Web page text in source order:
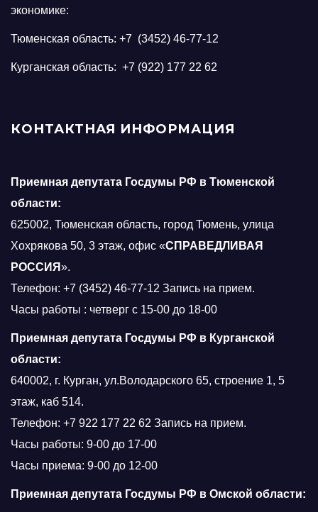
экономике:
Тюменская область: +7 (3452) 46-77-12
Курганская область: +7 (922) 177 22 62
КОНТАКТНАЯ ИНФОРМАЦИЯ
Приемная депутата Госдумы РФ в Тюменской
области:
625002, Тюменская область, город Тюмень, улица
Хохрякова 50, 3 этаж, офис «СПРАВЕДЛИВАЯ
РОССИЯ».
Телефон: +7 (3452) 46-77-12 Запись на прием.
Часы работы : четверг с 15-00 до 18-00
Приемная депутата Госдумы РФ в Курганской
области:
640002, г. Курган, ул.Володарского 65, строение 1, 5
этаж, каб 514.
Телефон: +7 922 177 22 62 Запись на прием.
Часы работы: 9-00 до 17-00
Часы приема: 9-00 до 12-00
Приемная депутата Госдумы РФ в Омской области: